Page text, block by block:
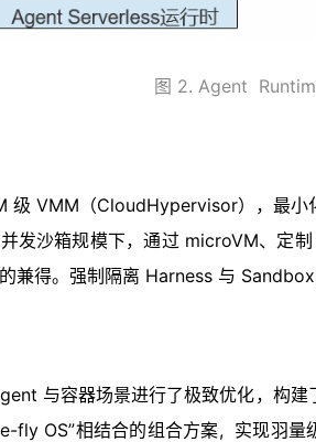
图 2. Agent
级 VMM（CloudHypervisor），最小
发沙箱规模下，通过 microVM、定
兼得。强制隔离 Harness 与
与容器场景进行了极致优化，构
fly OS”相结合的组合方案, 实现羽